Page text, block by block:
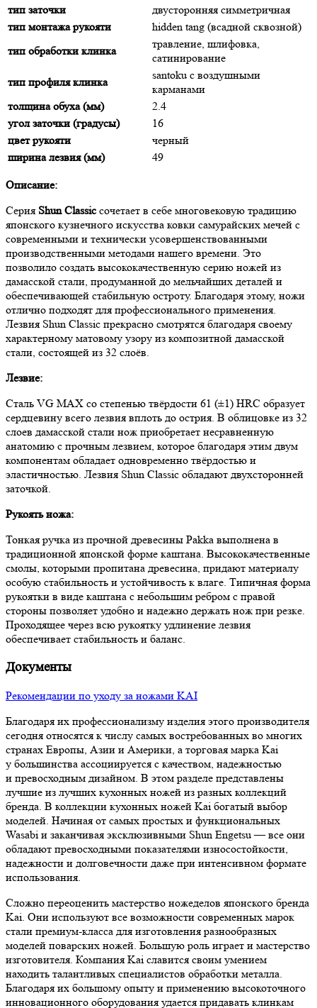
тип заточки
двусторонняя симметричная
тип монтажа рукояти
hidden tang (всадной сквозной)
тип обработки клинка
травление, шлифовка,
сатинирование
тип профиля клинка
santoku с воздушными
карманами
толщина обуха (мм)
2.4
угол заточки (градусы)
16
цвет рукояти
черный
ширина лезвия (мм)
49
Описание:
Серия Shun Classicсочетает в себе многовековую традицию
японского кузнечного искусства ковки самурайских мечей с
современными и технически усовершенствованными
производственными методами нашего времени. Это
позволило создать высококачественную серию ножей из
дамасской стали, продуманной до мельчайших деталей и
обеспечивающей стабильную остроту. Благодаря этому, ножи
отлично подходят для профессионального применения.
Лезвия Shun Classic прекрасно смотрятся благодаря своему
характерному матовому узору из композитной дамасской
стали, состоящей из 32 слоёв.
Лезвие:
Сталь VG MAX со степенью твёрдости 61 (±1) HRC образует
сердцевину всего лезвия вплоть до острия. В облицовке из 32
слоев дамасской стали нож приобретает несравненную
анатомию с прочным лезвием, которое благодаря этим двум
компонентам обладает одновременно твёрдостью и
эластичностью. Лезвия Shun Classic обладают двухсторонней
заточкой.
Рукоять ножа:
Тонкая ручка из прочной древесины Pakka выполнена в
традиционной японской форме каштана. Высококачественные
смолы, которыми пропитана древесина, придают материалу
особую стабильность и устойчивость к влаге. Типичная форма
рукоятки в виде каштана с небольшим ребром с правой
стороны позволяет удобно и надежно держать нож при резке.
Проходящее через всю рукоятку удлинение лезвия
обеспечивает стабильность и баланс.
Документы
Рекомендации по уходу за ножами KAI
Благодаря их профессионализму изделия этого производителя
сегодня относятся к числу самых востребованных во многих
странах Европы, Азии и Америки, а торговая марка Kai
у большинства ассоциируется с качеством, надежностью
и превосходным дизайном. В этом разделе представлены
лучшие из лучших кухонных ножей из разных коллекций
бренда. В коллекции кухонных ножей Kai богатый выбор
моделей. Начиная от самых простых и функциональных
Wasabi и заканчивая эксклюзивными Shun Engetsu — все они
обладают превосходными показателями износостойкости,
надежности и долговечности даже при интенсивном формате
использования.
Сложно переоценить мастерство ножеделов японского бренда
Kai. Они используют все возможности современных марок
стали премиум-класса для изготовления разнообразных
моделей поварских ножей. Большую роль играет и мастерство
изготовителя. Компания Kai славится своим умением
находить талантливых специалистов обработки металла.
Благодаря их большому опыту и применению высокоточного
инновационного оборудования удается придавать клинкам